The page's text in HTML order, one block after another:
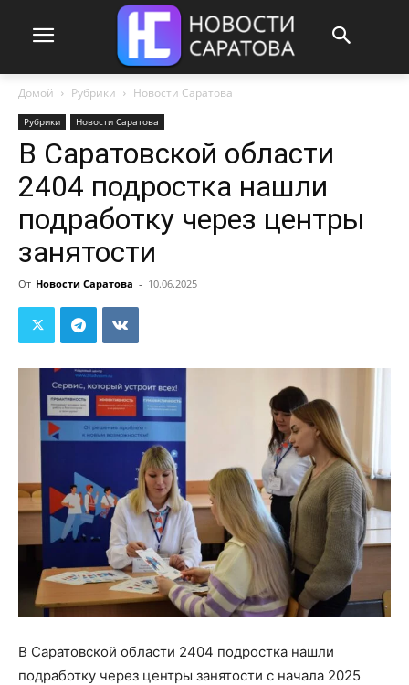
Домой Рубрики Новости Саратова
Рубрики Новости Саратова
В Саратовской области
2404 подростка нашли
подработку через центры
занятости
От Новости Саратова - 10.06.2025
В Саратовской области 2404 подростка нашли
подработку через центры занятости с начала 2025